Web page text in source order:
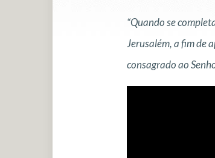
“Quando se
Jerusalém, a fim de
consagrado ao